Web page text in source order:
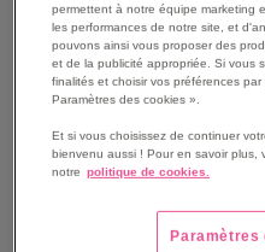
SKIP
BEGINNING
IMAGES
GALLERY
Les avantages
Tabouret Smartipouf assise
Assise triangulaire
environnements éducatifs
Conception robuste et
matériaux ignifugés pour un
permettent à notre équipe marketing
les performances de notre site, et
pouvons ainsi vous proposer des
et de la publicité appropriée. Si vous
finalités et choisir vos préférences
Paramètres des cookies ».
Et si vous choisissez de continuer
bienvenu aussi ! Pour en savoir plus,
notre politique de cookies.
Paramètres